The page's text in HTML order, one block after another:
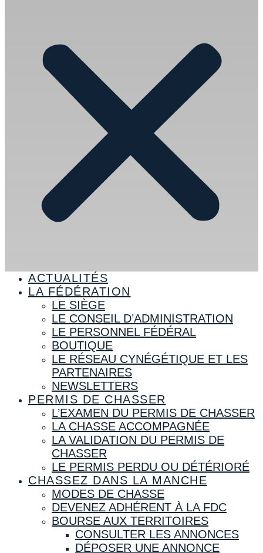
ACTUALITÉS
LA FÉDÉRATION
LE SIÈGE
LE CONSEIL D’ADMINISTRATION
LE PERSONNEL FÉDÉRAL
BOUTIQUE
LE RÉSEAU CYNÉGÉTIQUE ET LES
PARTENAIRES
NEWSLETTERS
PERMIS DE CHASSER
L’EXAMEN DU PERMIS DE CHASSER
LA CHASSE ACCOMPAGNÉE
LA VALIDATION DU PERMIS DE
CHASSER
LE PERMIS PERDU OU DÉTÉRIORÉ
CHASSEZ DANS LA MANCHE
MODES DE CHASSE
DEVENEZ ADHÉRENT À LA FDC
BOURSE AUX TERRITOIRES
CONSULTER LES ANNONCES
DÉPOSER UNE ANNONCE